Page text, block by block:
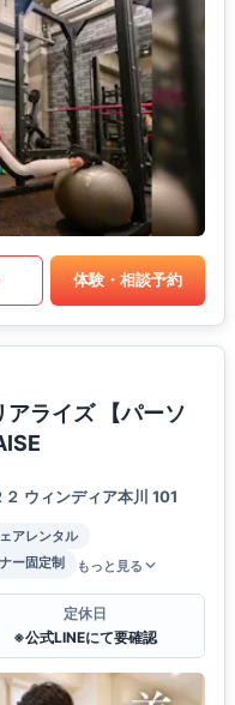
体験・相談予約
ライズ 【パーソ
ウィンディア本川 101
アレンタル
ー固定制 もっと見る
定休日
※公式LINEにて要確認